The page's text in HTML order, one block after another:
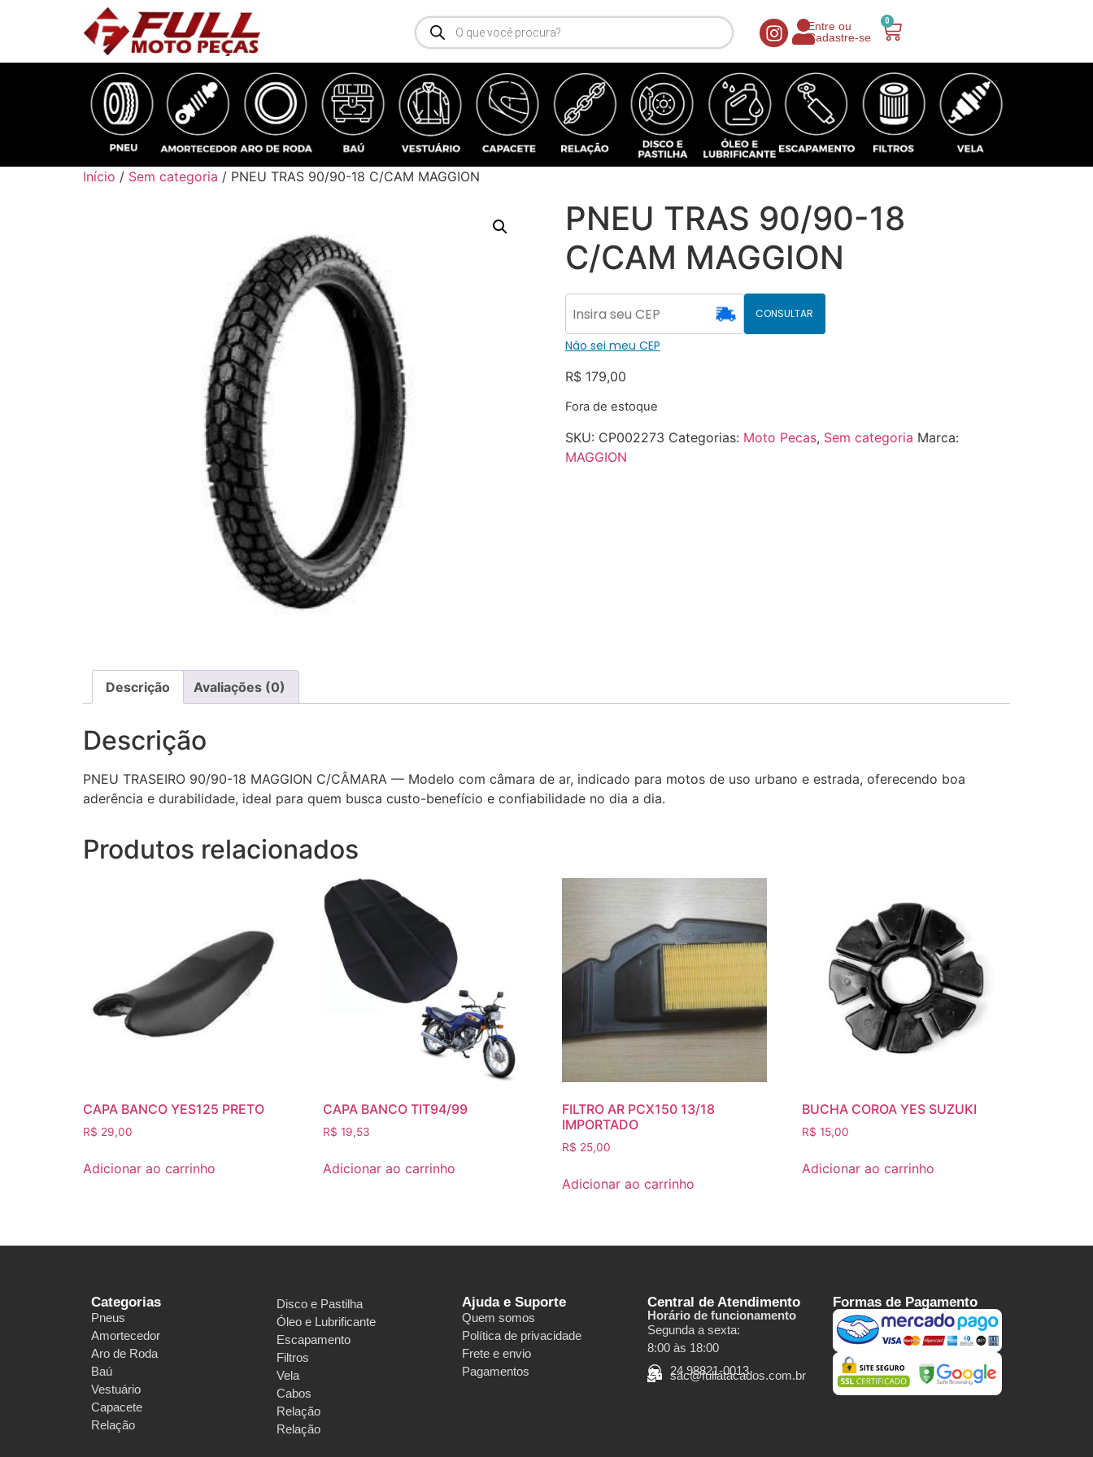
Entre ou
Cadastre-se
0
Início / Sem categoria / PNEU TRAS 90/90-18 C/CAM MAGGION
PNEU TRAS 90/90-18
C/CAM MAGGION
CONSULTAR
Não sei meu CEP
R$179,00
Fora de estoque
SKU: CP002273 Categorias: Moto Pecas, Sem categoria Marca:
MAGGION
Descrição Avaliações (0)
Descrição
PNEU TRASEIRO 90/90-18 MAGGION C/CÂMARA — Modelo com câmara de ar, indicado para motos de uso urbano e estrada, oferecendo boa
aderência e durabilidade, ideal para quem busca custo-benefício e confiabilidade no dia a dia.
Produtos relacionados
CAPA BANCO YES125 PRETO
R$ 29,00
Adicionar ao carrinho
CAPA BANCO TIT94/99
R$ 19,53
Adicionar ao carrinho
FILTRO AR PCX150 13/18
IMPORTADO
R$ 25,00
Adicionar ao carrinho
BUCHA COROA YES SUZUKI
R$ 15,00
Adicionar ao carrinho
Categorias
Pneus
Amortecedor
Aro de Roda
Baú
Vestuário
Capacete
Relação
Disco e Pastilha
Óleo e Lubrificante
Escapamento
Filtros
Vela
Cabos
Relação
Relação
Ajuda e Suporte
Quem somos
Política de privacidade
Frete e envio
Pagamentos
Central de Atendimento
Horário de funcionamento
Segunda a sexta:
8:00 às 18:00
24 98821-0013
sac@fullatacados.com.br
Formas de Pagamento